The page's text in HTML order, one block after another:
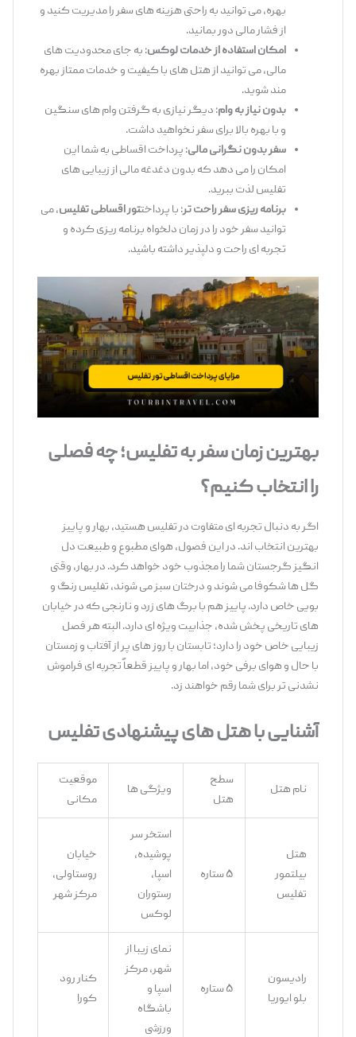
بهره، می ‌توانید به راحتی هزینه‌ های سفر را مدیریت کنید و
از فشار مالی دور بمانید.
امکان استفاده از خدمات لوکس: به ‌جای محدودیت ‌های
مالی، می ‌توانید از هتل ‌های با کیفیت و خدمات ممتاز بهره
‌مند شوید.
بدون نیاز به وام: دیگر نیازی به گرفتن وام‌ های سنگین
و با بهره بالا برای سفر نخواهید داشت.
سفر بدون نگرانی مالی: پرداخت اقساطی به شما این
امکان را می ‌دهد که بدون دغدغه مالی از زیبایی ‌های
تفلیس لذت ببرید.
برنامه ‌ریزی سفر راحت ‌تر: با پرداختتور اقساطی تفلیس، می
‌توانید سفر خود را در زمان دلخواه برنامه ‌ریزی کرده و
تجربه ‌ای راحت و دلپذیر داشته باشید.
بهترین زمان سفر به تفلیس؛ چه فصلی
را انتخاب کنیم؟
اگر به دنبال تجربه ‌ای متفاوت در تفلیس هستید، بهار و پاییز
بهترین انتخاب ‌اند. در این فصول، هوای مطبوع و طبیعت دل
‌انگیز گرجستان شما را مجذوب خود خواهد کرد. در بهار، وقتی
گل‌ ها شکوفا می ‌شوند و درختان سبز می‌ شوند، تفلیس رنگ و
بویی خاص دارد. پاییز هم با برگ‌ های زرد و نارنجی که در خیابان
‌های تاریخی پخش شده، جذابیت ویژه ‌ای دارد. البته هر فصل
زیبایی خاص خود را دارد؛ تابستان با روز های پر از آفتاب و زمستان
با حال ‌و هوای برفی خود، اما بهار و پاییز قطعاً تجربه ‌ای فراموش
‌نشدنی ‌تر برای شما رقم خواهند زد.
آشنایی با هتل ‌های پیشنهادی تفلیس
نام هتل ویژگی ‌ها
موقعیت
مکانی
بیلتمور
تفلیس
استخر سر
پوشیده،
رستوران
لوکس
خیابان
روستاولی،
مرکز شهر
رادیسون
بلو ایوریا
نمای زیبا از
شهر، مرکز
باشگاه
کنار رود